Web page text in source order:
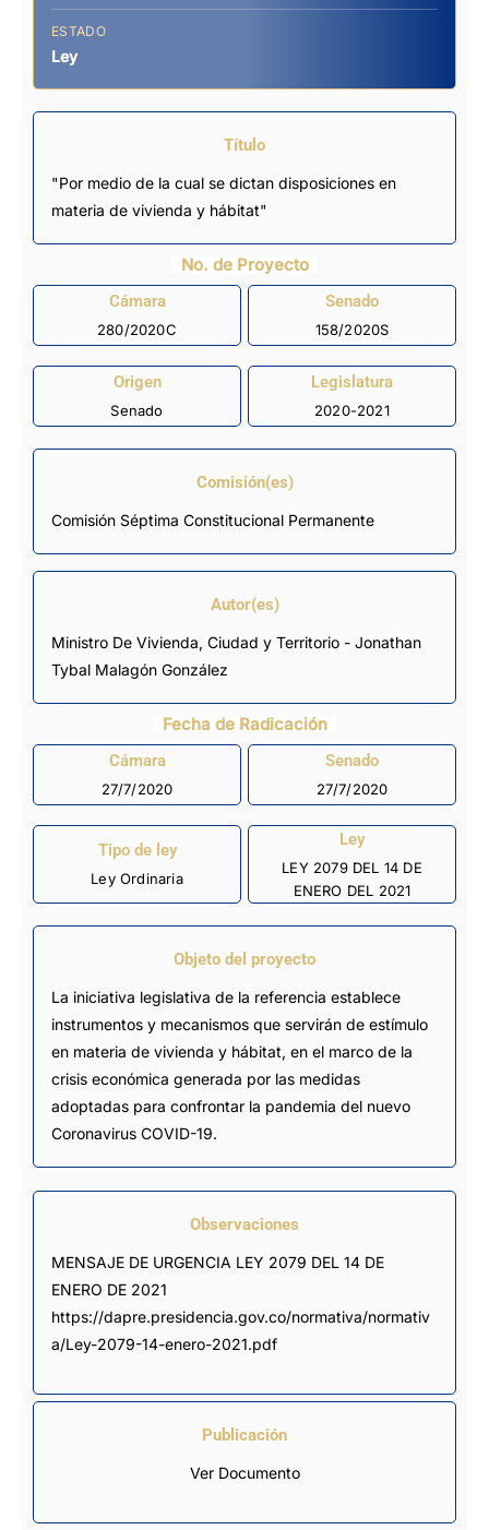
ESTADO
Ley
Título
"Por medio de la cual se dictan disposiciones en
materia de vivienda y hábitat"
No. de Proyecto
Cámara
280/2020C
Senado
158/2020S
Origen
Senado
Legislatura
2020-2021
Comisión(es)
Comisión Séptima Constitucional Permanente
Autor(es)
Ministro De Vivienda, Ciudad y Territorio - Jonathan
Tybal Malagón González
Fecha de Radicación
Cámara
27/7/2020
Senado
27/7/2020
Tipo de ley
Ley Ordinaria
Ley
LEY 2079 DEL 14 DE
ENERO DEL 2021
Objeto del proyecto
La iniciativa legislativa de la referencia establece
instrumentos y mecanismos que servirán de estímulo
en materia de vivienda y hábitat, en el marco de la
crisis económica generada por las medidas
adoptadas para confrontar la pandemia del nuevo
Coronavirus COVID-19.
Observaciones
MENSAJE DE URGENCIA LEY 2079 DEL 14 DE
ENERO DE 2021
https://dapre.presidencia.gov.co/normativa/normativ
a/Ley-2079-14-enero-2021.pdf
Publicación
Ver Documento